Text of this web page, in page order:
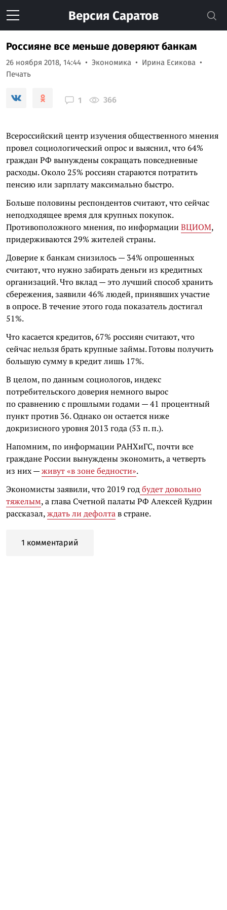
Версия Саратов
Россияне все меньше доверяют банкам
26 ноября 2018, 14:44 Экономика
Ирина Есикова
Печать
1 366
Всероссийский центр изучения общественного мнения
провел социологический опрос и выяснил, что 64%
граждан РФ вынуждены сокращать повседневные
расходы. Около 25% россиян стараются потратить
пенсию или зарплату максимально быстро.
Больше половины респондентов считают, что сейчас
неподходящее время для крупных покупок.
Противоположного мнения, по информации ВЦИОМ,
придерживаются 29% жителей страны.
Доверие к банкам снизилось — 34% опрошенных
считают, что нужно забирать деньги из кредитных
организаций. Что вклад — это лучший способ хранить
сбережения, заявили 46% людей, принявших участие
в опросе. В течение этого года показатель достигал
51%.
Что касается кредитов, 67% россиян считают, что
сейчас нельзя брать крупные займы. Готовы получить
большую сумму в кредит лишь 17%.
В целом, по данным социологов, индекс
потребительского доверия немного вырос
по сравнению с прошлыми годами — 41 процентный
пункт против 36. Однако он остается ниже
докризисного уровня 2013 года (53 п. п.).
Напомним, по информации РАНХиГС, почти все
граждане России вынуждены экономить, а четверть
из них —живут «в зоне бедности».
Экономисты заявили, что 2019 годбудет довольно
тяжелым, а глава Счетной палаты РФ Алексей Кудрин
рассказал,ждать ли дефолтав стране.
1 комментарий